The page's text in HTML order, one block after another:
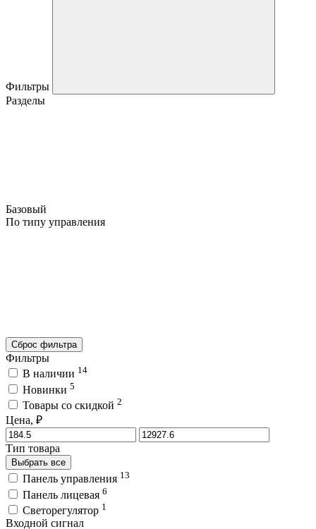
Фильтры
Разделы
Базовый
По типу управления
Сброс фильтра
Фильтры
В наличии 14
Новинки 5
Товары со скидкой 2
Цена, ₽
Тип товара
Выбрать все
Панель управления 13
Панель лицевая 6
Светорегулятор 1
Входной сигнал